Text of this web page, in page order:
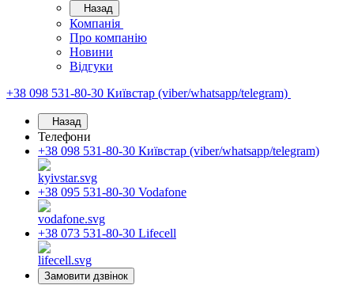
Назад
Компанія
Про компанію
Новини
Відгуки
+38 098 531-80-30 Київстар (viber/whatsapp/telegram)
Назад
Телефони
+38 098 531-80-30 Київстар (viber/whatsapp/telegram)
+38 095 531-80-30 Vodafone
+38 073 531-80-30 Lifecell
Замовити дзвінок